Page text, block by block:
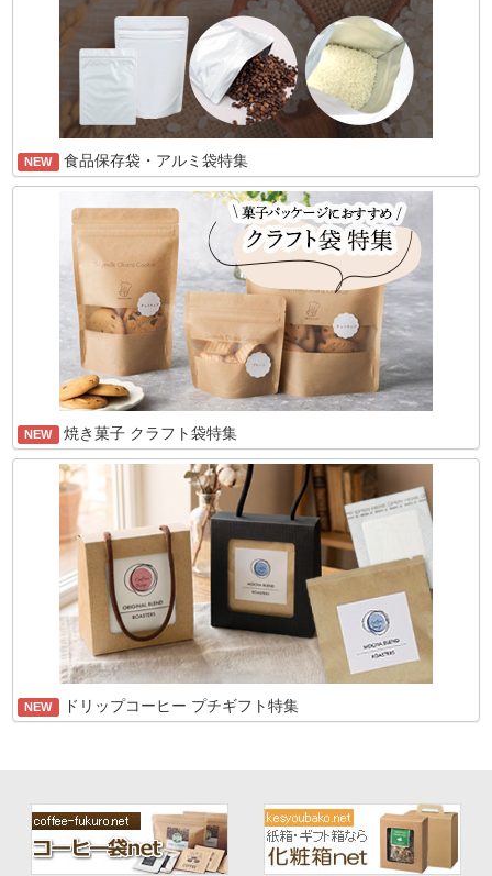
NEW 食品保存袋・アルミ袋特集
NEW 焼き菓子 クラフト袋特集
NEW ドリップコーヒー プチギフト特集